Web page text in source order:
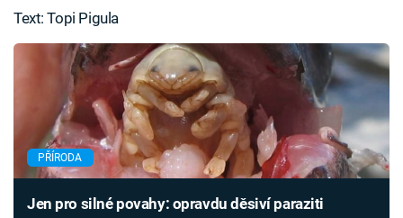
Text: Topi Pigula
PŘÍRODA
Jen pro silné povahy: opravdu děsiví paraziti